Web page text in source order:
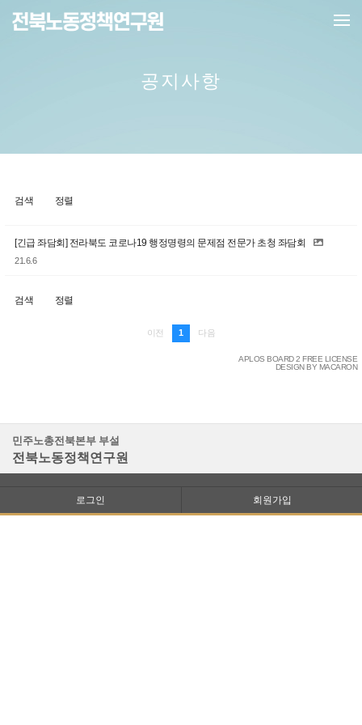
메뉴 건너뛰기
공지사항
검색 정렬
[긴급 좌담회] 전라북도 코로나19 행정명령의 문제점 전문가 초청 좌담회
21.6.6
검색 정렬
이전 1 다음
APLOS BOARD 2 FREE LICENSE
DESIGN BY MACARON
민주노총전북본부 부설
전북노동정책연구원
로그인 회원가입